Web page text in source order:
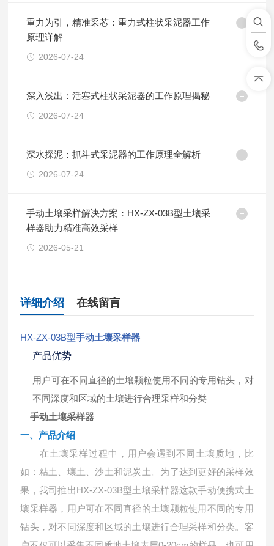
重力为引，精准采芯：重力式柱状采泥器工作
原理详解
2026-07-24
深入浅出：活塞式柱状采泥器的工作原理揭秘
2026-07-24
深水探泥：抓斗式采泥器的工作原理全解析
2026-07-24
手动土壤采样解决方案：HX-ZX-03B型土壤采
样器助力精准高效采样
2026-05-21
详细介绍 在线留言
HX-ZX-03B型手动土壤采样器
产品优势
用户可在不同直径的土壤颗粒使用不同的专用钻头，对
不同深度和区域的土壤进行合理采样和分类
手动土壤采样器
一、 产品介绍
在土壤采样过程中，用户会遇到不同土壤质地，比
如：粘土、壤土、沙土和泥炭土。为了达到更好的采样效
果，我司推出HX-ZX-03B型土壤采样器这款手动便携式土
壤采样器，用户可在不同直径的土壤颗粒使用不同的专用
钻头，对不同深度和区域的土壤进行合理采样和分类。客